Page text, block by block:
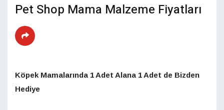
Pet Shop Mama Malzeme Fiyatları
Köpek Mamalarında 1 Adet Alana 1 Adet de Bizden
Hediye